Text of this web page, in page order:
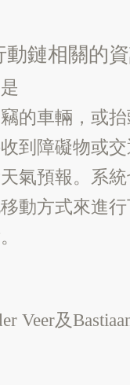
動鏈相關的
的車輛，或
到障礙物或
氣預報。系
動方式來進
Veer及